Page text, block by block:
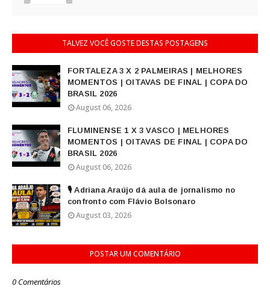
TALVEZ VOCÊ GOSTE DESTAS POSTAGENS
FORTALEZA 3 X 2 PALMEIRAS | MELHORES
MOMENTOS | OITAVAS DE FINAL | COPA DO
BRASIL 2026
August 06, 2026
FLUMINENSE 1 X 3 VASCO | MELHORES
MOMENTOS | OITAVAS DE FINAL | COPA DO
BRASIL 2026
August 06, 2026
🎙️ Adriana Araújo dá aula de jornalismo no
confronto com Flávio Bolsonaro
August 03, 2026
POSTAR UM COMENTÁRIO
0 Comentários